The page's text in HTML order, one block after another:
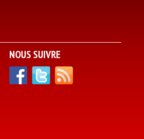
NOUS SUIVRE